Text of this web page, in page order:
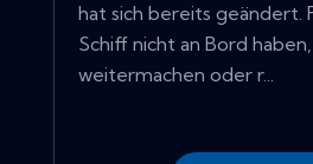
hat sich bereits geändert.
Schiff nicht an Bord
weitermachen oder r...